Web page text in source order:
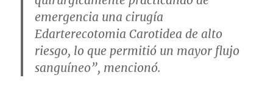
emergencia una cirugía
Edarterecotomia Carotidea de alto
riesgo, lo que permitió un mayor flujo
sanguíneo”, mencionó.